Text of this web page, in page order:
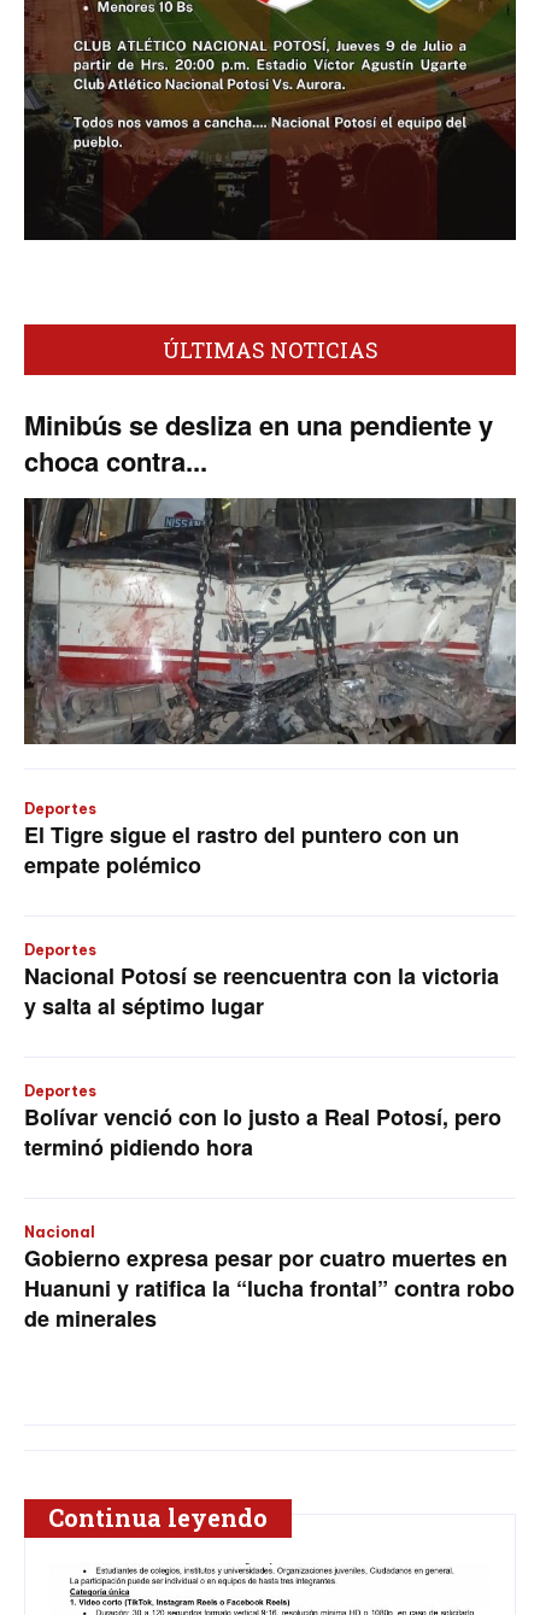
ÚLTIMAS NOTICIAS
Minibús se desliza en una pendiente y
choca contra...
Deportes
El Tigre sigue el rastro del puntero con un
empate polémico
Deportes
Nacional Potosí se reencuentra con la victoria
y salta al séptimo lugar
Deportes
Bolívar venció con lo justo a Real Potosí, pero
terminó pidiendo hora
Nacional
Gobierno expresa pesar por cuatro muertes en
Huanuni y ratifica la “lucha frontal” contra robo
de minerales
Continua leyendo